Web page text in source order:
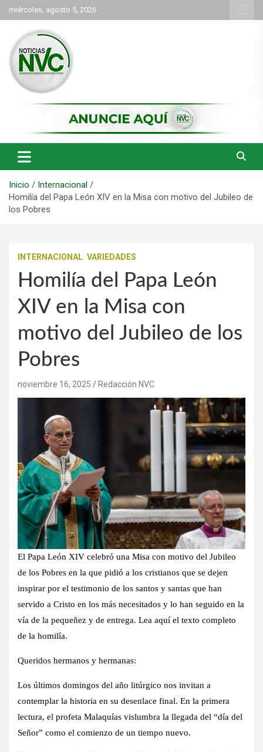
Saltar
al
contenido
miércoles, agosto 5, 2026
NVC Noticias
Inicio
Internacional
Homilía del Papa León XIV en la Misa con motivo del Jubileo de
los Pobres
INTERNACIONAL VARIEDADES
Homilía del Papa León
XIV en la Misa con
motivo del Jubileo de los
Pobres
noviembre 16, 2025 Redacción NVC
El Papa León XIV celebró una Misa con motivo del Jubileo
de los Pobres en la que pidió a los cristianos que se dejen
inspirar por el testimonio de los santos y santas que han
servido a Cristo en los más necesitados y lo han seguido en la
vía de la pequeñez y de entrega. Lea aquí el texto completo
de la homilía.
Queridos hermanos y hermanas:
Los últimos domingos del año litúrgico nos invitan a
contemplar la historia en su desenlace final. En la primera
lectura, el profeta Malaquías vislumbra la llegada del “día del
Señor” como el comienzo de un tiempo nuevo.